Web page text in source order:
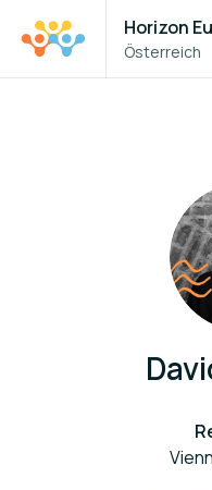
Österreich